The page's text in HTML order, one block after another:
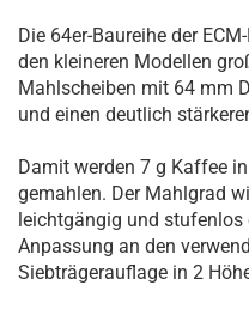
Die 64er-Baureihe der
den kleineren Modellen
Mahlscheiben mit 64 mm
und einen deutlich
Damit werden 7 g Kaffee
gemahlen. Der Mahlgrad
leichtgängig und
Anpassung an den
Siebträgerauflage in 2